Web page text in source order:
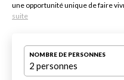
une opportunité unique de faire
suite
NOMBRE DE PERSONNES
2 personnes